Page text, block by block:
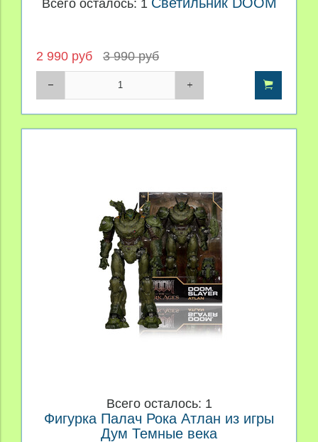
Всего осталось: 1
2 990 руб 3 990 руб
Всего осталось: 1
Фигурка Палач Рока Атлан из игры
Дум Темные века